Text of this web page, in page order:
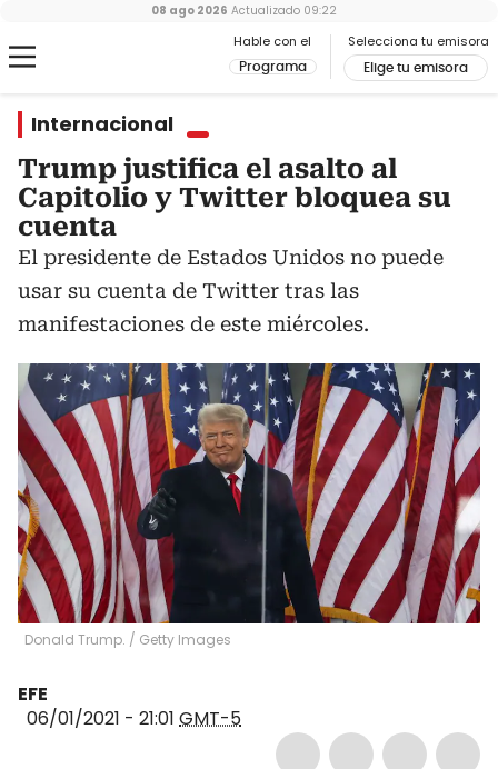
Hable con el
Programa
Selecciona tu emisora
Elige tu emisora
08 ago 2026 Actualizado 09:22
Internacional
Trump justifica el asalto al
Capitolio y Twitter bloquea su
cuenta
El presidente de Estados Unidos no puede
usar su cuenta de Twitter tras las
manifestaciones de este miércoles.
Donald Trump. / Getty Images
EFE
06/01/2021 - 21:01 GMT-5